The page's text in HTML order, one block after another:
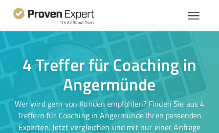
4 Treffer für Coaching in
Angermünde
Wer wird gern von Kunden empfohlen? Finden Sie aus 4
Treffern für Coaching in Angermünde Ihren passenden
Experten. Jetzt vergleichen und mit nur einer Anfrage